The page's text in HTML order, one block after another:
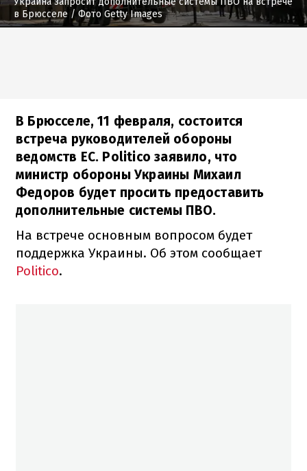
в Брюсселе / Фото Getty Images
В Брюсселе, 11 февраля, состоится
встреча руководителей обороны
ведомств ЕС. Politico заявило, что
министр обороны Украины Михаил
Федоров будет просить предоставить
дополнительные системы ПВО.
На встрече основным вопросом будет
поддержка Украины. Об этом сообщает
Politico.